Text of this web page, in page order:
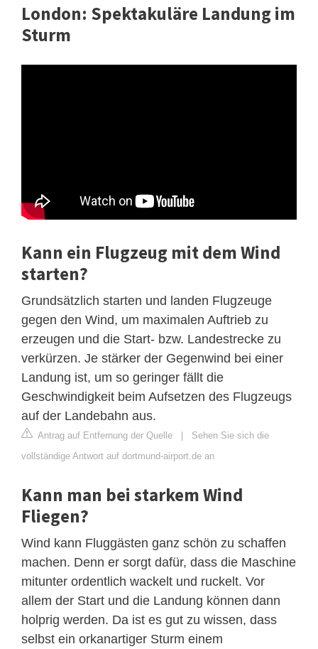
London: Spektakuläre Landung im
Sturm
Kann ein Flugzeug mit dem Wind
starten?
Grundsätzlich starten und landen Flugzeuge
gegen den Wind, um maximalen Auftrieb zu
erzeugen und die Start- bzw. Landestrecke zu
verkürzen. Je stärker der Gegenwind bei einer
Landung ist, um so geringer fällt die
Geschwindigkeit beim Aufsetzen des Flugzeugs
auf der Landebahn aus.
Antrag auf Entfernung der Quelle | Sehen Sie sich die
vollständige Antwort auf dortmund-airport.de an
Kann man bei starkem Wind
Fliegen?
Wind kann Fluggästen ganz schön zu schaffen
machen. Denn er sorgt dafür, dass die Maschine
mitunter ordentlich wackelt und ruckelt. Vor
allem der Start und die Landung können dann
holprig werden. Da ist es gut zu wissen, dass
selbst ein orkanartiger Sturm einem